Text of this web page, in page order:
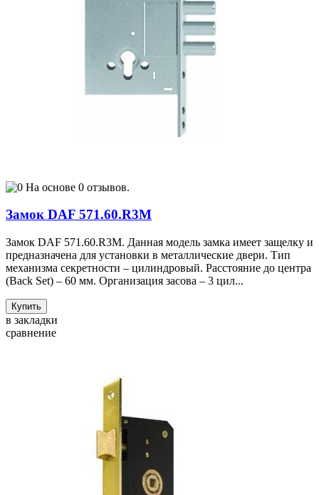
На основе 0 отзывов.
Замок DAF 571.60.R3M
Замок DAF 571.60.R3M. Данная модель замка имеет защелку и
предназначена для установки в металлические двери. Тип
механизма секретности – цилиндровый. Расстояние до центра
(Back Set) – 60 мм. Организация засова – 3 цил...
Купить
в закладки
сравнение